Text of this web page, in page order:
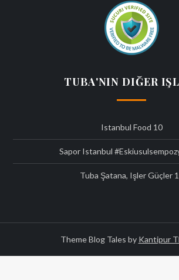
TUBA'NIN DIĞER
Istanbul Food 10
Sapor Istanbul
Tuba Şatana, Işler Güçler
Theme Blog Tales by Kantipur